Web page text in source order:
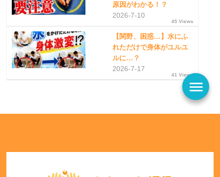
原因がわかる！？
2026-7-10
45 Views
【関野、困惑…】水にふ
れただけで身体がユルユ
ルに…？
2026-7-17
41 Views
menu